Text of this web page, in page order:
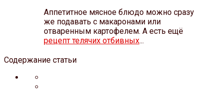
Аппетитное мясное блюдо можно сразу
же подавать с макаронами или
отваренным картофелем. А есть ещё
рецепт телячих отбивных...
Содержание статьи